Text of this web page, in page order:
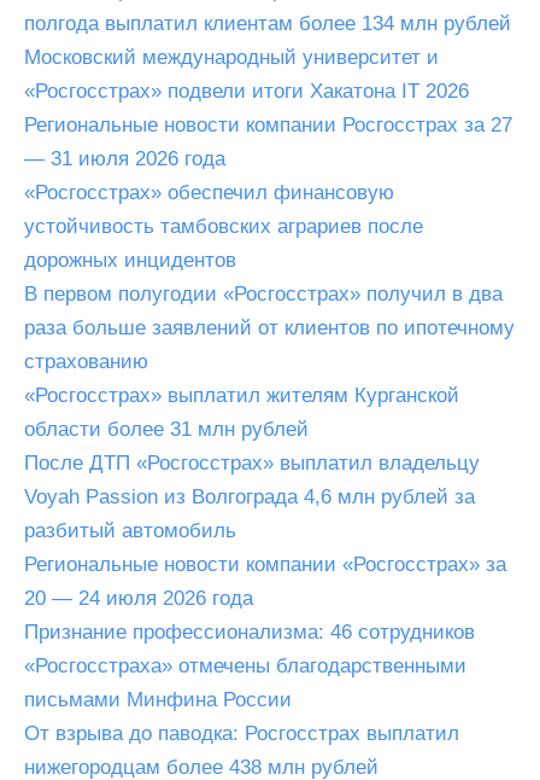
полгода выплатил клиентам более 134 млн рублей
Московский международный университет и
«Росгосстрах» подвели итоги Хакатона IT 2026
Региональные новости компании Росгосстрах за 27
— 31 июля 2026 года
«Росгосстрах» обеспечил финансовую
устойчивость тамбовских аграриев после
дорожных инцидентов
В первом полугодии «Росгосстрах» получил в два
раза больше заявлений от клиентов по ипотечному
страхованию
«Росгосстрах» выплатил жителям Курганской
области более 31 млн рублей
После ДТП «Росгосстрах» выплатил владельцу
Voyah Passion из Волгограда 4,6 млн рублей за
разбитый автомобиль
Региональные новости компании «Росгосстрах» за
20 — 24 июля 2026 года
Признание профессионализма: 46 сотрудников
«Росгосстраха» отмечены благодарственными
письмами Минфина России
От взрыва до паводка: Росгосстрах выплатил
нижегородцам более 438 млн рублей